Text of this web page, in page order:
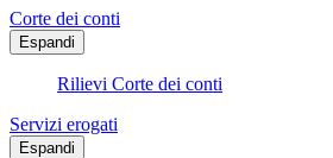
Corte dei conti
Espandi
Rilievi Corte dei conti
Servizi erogati
Espandi